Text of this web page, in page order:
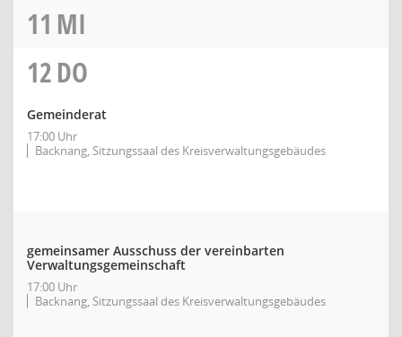
11 MI
12DO
Gemeinderat
17:00 Uhr
Backnang, Sitzungssaal des Kreisverwaltungsgebäudes
gemeinsamer Ausschuss der vereinbarten
Verwaltungsgemeinschaft
17:00 Uhr
Backnang, Sitzungssaal des Kreisverwaltungsgebäudes